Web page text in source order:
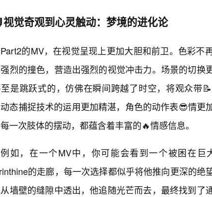
视觉奇观到心灵触动：梦境的进化论
Part2的MV，在视觉呈现上更加大胆和前卫。色彩不
烈的撞色，营造出强烈的视觉冲击力。场景的切换
是跳跃式的，仿佛在瞬间跨越了时空，将观众带
态捕捉技术的运用更加精湛，角色的动作表😎情更
一次肢体的摆动，都蕴含着丰富的🔥情感信息。
例如，在一个MV中，你可能会看到一个被困在巨
的走廊，每一次选择都似乎将他推向更深的绝
墙壁的缝隙中透出，他追随光芒而去，最终找到了